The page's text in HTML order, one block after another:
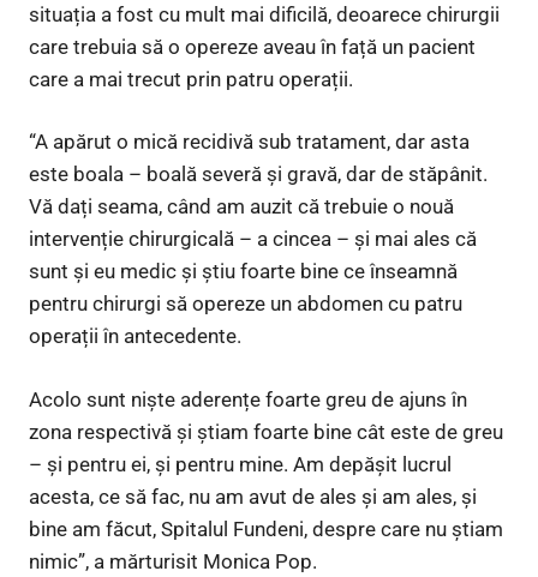
situația a fost cu mult mai dificilă, deoarece chirurgii
care trebuia să o opereze aveau în față un pacient
care a mai trecut prin patru operații.
“A apărut o mică recidivă sub tratament, dar asta
este boala – boală severă și gravă, dar de stăpânit.
Vă dați seama, când am auzit că trebuie o nouă
intervenție chirurgicală – a cincea – și mai ales că
sunt și eu medic și știu foarte bine ce înseamnă
pentru chirurgi să opereze un abdomen cu patru
operații în antecedente.
Acolo sunt niște aderențe foarte greu de ajuns în
zona respectivă și știam foarte bine cât este de greu
– și pentru ei, și pentru mine. Am depășit lucrul
acesta, ce să fac, nu am avut de ales și am ales, și
bine am făcut, Spitalul Fundeni, despre care nu știam
nimic”, a mărturisit Monica Pop.